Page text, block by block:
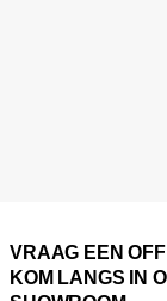
VRAAG EEN
KOM LANGS IN